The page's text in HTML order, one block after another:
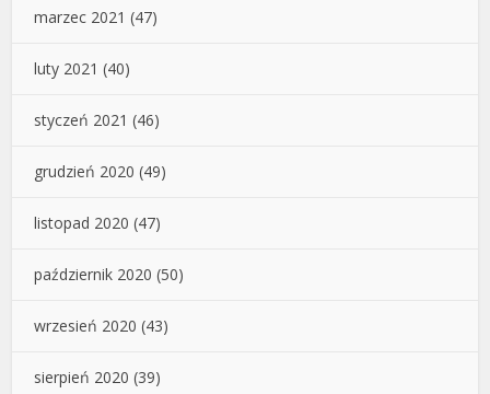
marzec 2021 (47)
luty 2021 (40)
styczeń 2021 (46)
grudzień 2020 (49)
listopad 2020 (47)
październik 2020 (50)
wrzesień 2020 (43)
sierpień 2020 (39)